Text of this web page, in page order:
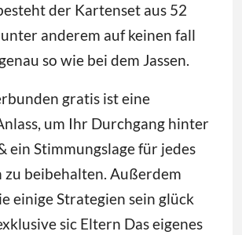
der Kartenset aus 52
anderem auf keinen fall
so wie bei dem Jassen.
gratis ist eine
um Ihr Durchgang hinter
ein Stimmungslage für jedes
zu beibehalten. Außerdem
einige Strategien sein glück
sic Eltern Das eigenes